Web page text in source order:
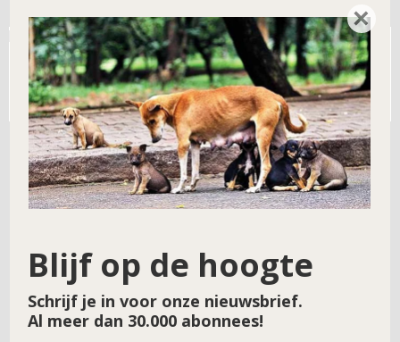
[emailpetition id="1"]
[signaturelist id="1"]
Aantal handtekeningen zover: [signaturecount id="1"]
Streefaantal: [signaturegoal id="1"]
×
Blijf op de hoogte
Schrijf je in voor onze nieuwsbrief.
Al meer dan 30.000 abonnees!